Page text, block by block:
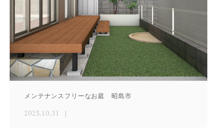
メンテナンスフリーなお庭 昭島市
2025.10.31